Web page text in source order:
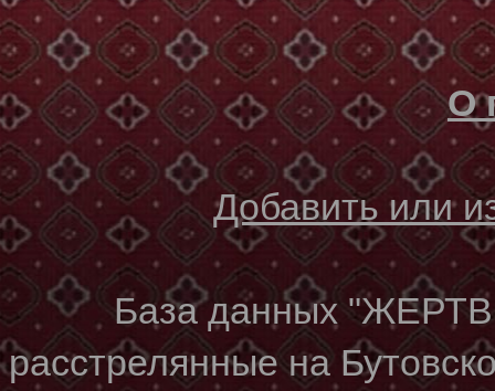
О
Добавить или
База данных
расстрелянные на